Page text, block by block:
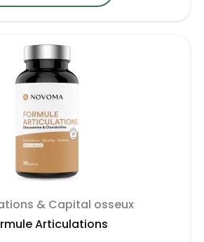
& Capital osseux
Articulations